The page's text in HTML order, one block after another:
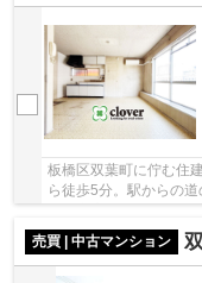
板橋区双葉町に佇む住
ら徒歩5分。駅からの
個人商店、スーパーマ
売買 | 中古マンション